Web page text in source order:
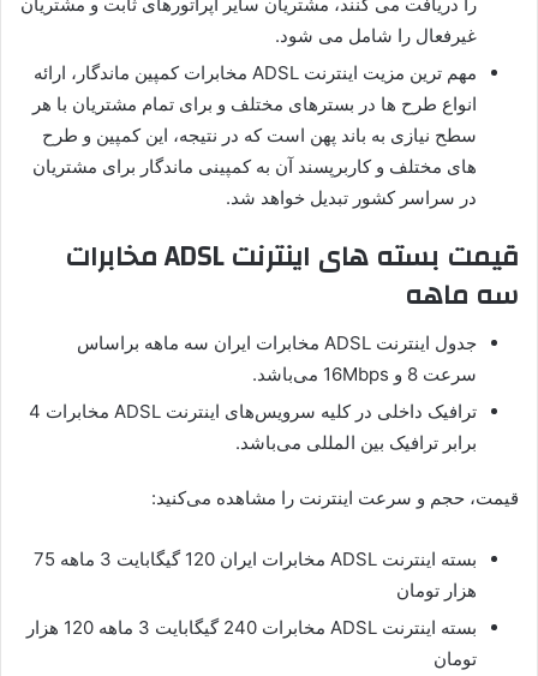
غیرفعال را شامل می شود.
مهم ترین مزیت اینترنت ADSL مخابرات کمپین ماندگار، ارائه
انواع طرح ها در بسترهای مختلف و برای تمام مشتریان با هر
سطح نیازی به باند پهن است که در نتیجه، این کمپین و طرح
های مختلف و کاربرپسند آن به کمپینی ماندگار برای مشتریان
در سراسر کشور تبدیل خواهد شد.
قیمت بسته های اینترنت ADSL مخابرات
سه ماهه
جدول اینترنت ADSL مخابرات ایران سه ماهه براساس
سرعت 8 و 16Mbps می‌باشد.
ترافيک داخلی در کليه سرويس‌های اینترنت ADSL مخابرات 4
برابر ترافيک بين المللی می‌باشد.
قیمت، حجم و سرعت اینترنت را مشاهده می‌کنید:
بسته اینترنت ADSL مخابرات ایران 120 گیگابایت 3 ماهه 75
هزار تومان
بسته اینترنت ADSL مخابرات 240 گیگابایت 3 ماهه 120 هزار
تومان